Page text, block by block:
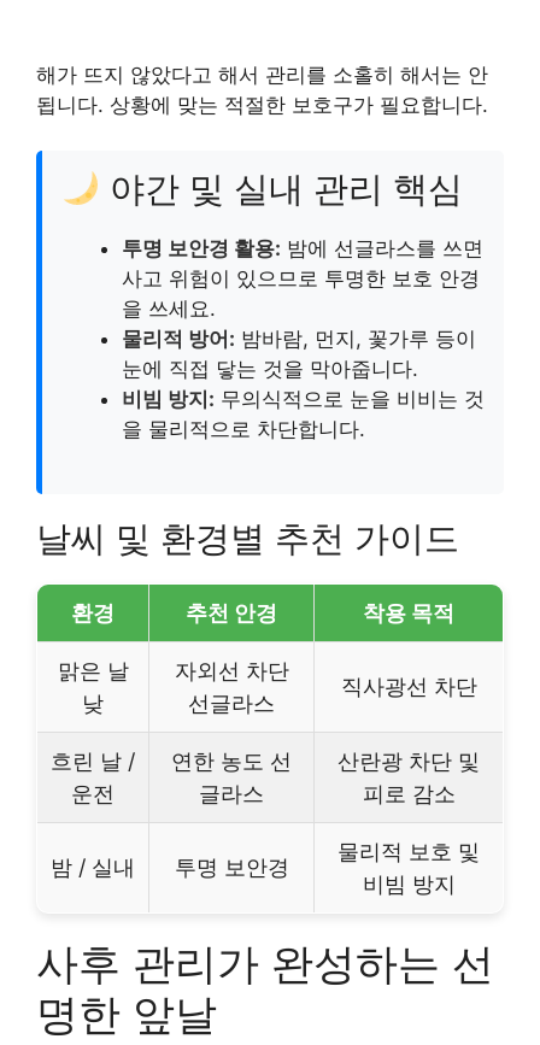
해가 뜨지 않았다고 해서 관리를 소홀히 해서는 안
됩니다. 상황에 맞는 적절한 보호구가 필요합니다.
야간 및 실내 관리 핵심
투명 보안경 활용: 밤에 선글라스를 쓰면
사고 위험이 있으므로 투명한 보호 안경
을 쓰세요.
물리적 방어: 밤바람, 먼지, 꽃가루 등이
눈에 직접 닿는 것을 막아줍니다.
비빔 방지: 무의식적으로 눈을 비비는 것
을 물리적으로 차단합니다.
날씨 및 환경별 추천 가이드
환경 추천 안경 착용 목적
맑은 날
낮
자외선 차단
선글라스
직사광선 차단
흐린 날 /
운전
연한 농도 선
글라스
산란광 차단 및
피로 감소
밤 / 실내 투명 보안경
물리적 보호 및
비빔 방지
사후 관리가 완성하는 선
명한 앞날